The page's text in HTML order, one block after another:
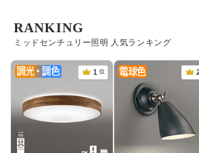
ミッドセンチュリー照明 人気ランキング
RANKING